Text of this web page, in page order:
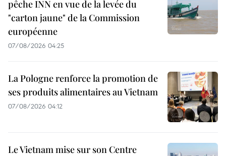
pêche INN en vue de la levée du
"carton jaune" de la Commission
européenne
07/08/2026 04:25
La Pologne renforce la promotion de
ses produits alimentaires au Vietnam
07/08/2026 04:12
Le Vietnam mise sur son Centre